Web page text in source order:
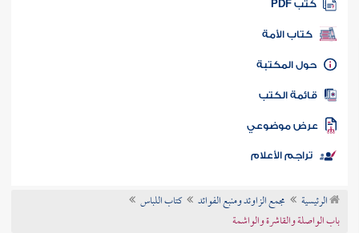
كتب PDF
كتاب الأمة
المكتبة
الكتب
موضوعي
تراجم الأعلام
الرئيسية مجمع الزاوئد ومنبع الفوائد
كتاب اللباس
باب الواصلة والقاشرة والواشمة